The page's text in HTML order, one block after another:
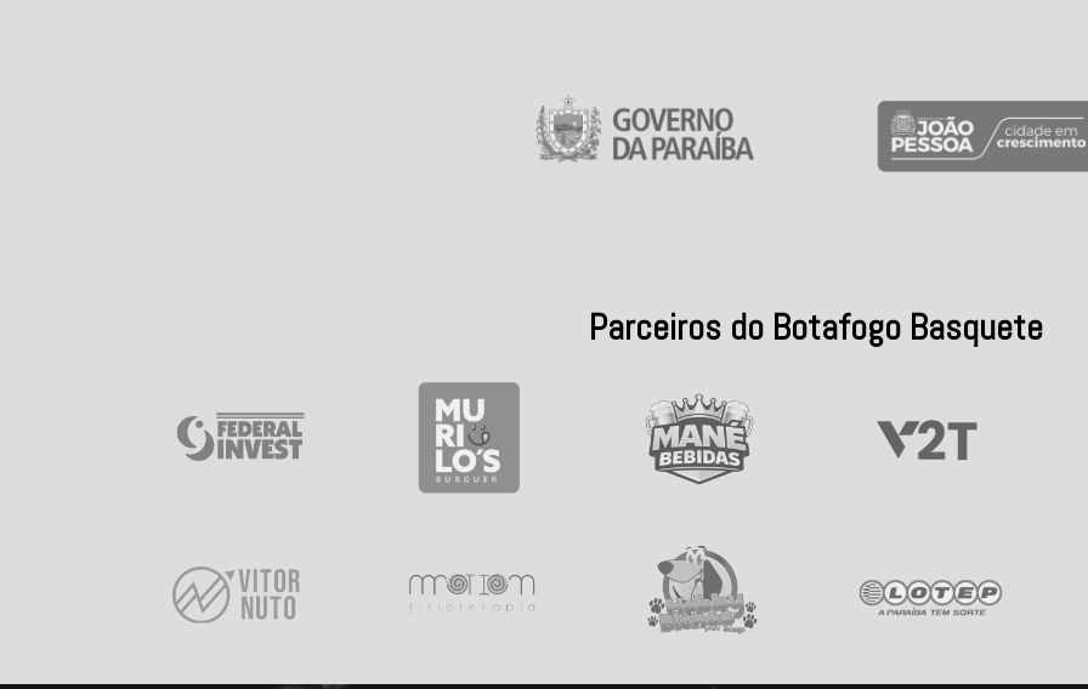
Parceiros do Botafogo Basquete